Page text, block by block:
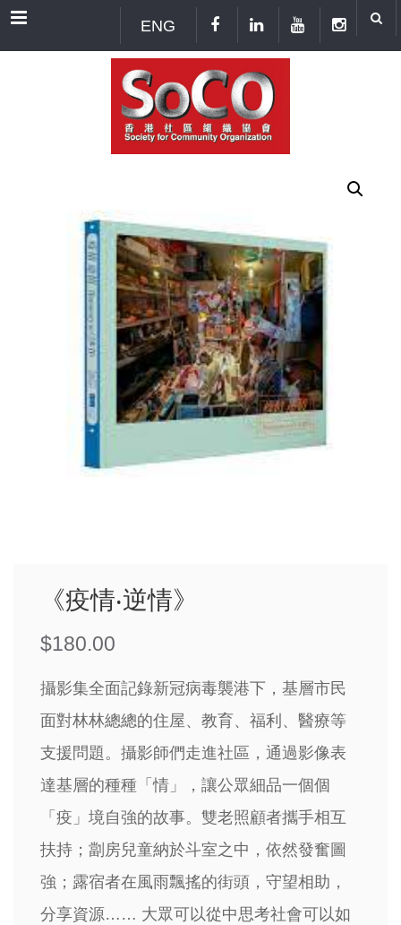
Menu ENG
《疫情‧逆情》
$180.00
攝影集全面記錄新冠病毒襲港下，基層市民
面對林林總總的住屋、教育、福利、醫療等
支援問題。攝影師們走進社區，通過影像表
達基層的種種「情」，讓公眾細品一個個
「疫」境自強的故事。雙老照顧者攜手相互
扶持；劏房兒童納於斗室之中，依然發奮圖
強；露宿者在風雨飄搖的街頭，守望相助，
分享資源…… 大眾可以從中思考社會可以如